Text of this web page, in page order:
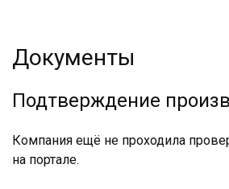
Документы
Подтверждение
Компания ещё не проходила
на портале.